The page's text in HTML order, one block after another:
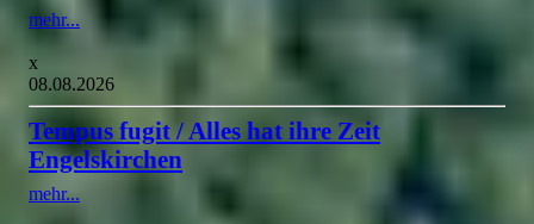
mehr...
x
08.08.2026
Tempus fugit / Alles hat ihre Zeit
Engelskirchen
mehr...